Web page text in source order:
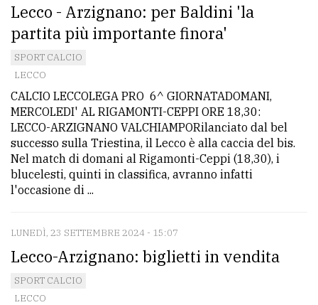
Lecco - Arzignano: per Baldini 'la
partita più importante finora'
SPORT CALCIO
LECCO
CALCIO LECCOLEGA PRO 6^ GIORNATADOMANI,
MERCOLEDI' AL RIGAMONTI-CEPPI ORE 18,30:
LECCO-ARZIGNANO VALCHIAMPORilanciato dal bel
successo sulla Triestina, il Lecco è alla caccia del bis.
Nel match di domani al Rigamonti-Ceppi (18,30), i
blucelesti, quinti in classifica, avranno infatti
l'occasione di ...
LUNEDÌ, 23 SETTEMBRE 2024 - 15:07
Lecco-Arzignano: biglietti in vendita
SPORT CALCIO
LECCO